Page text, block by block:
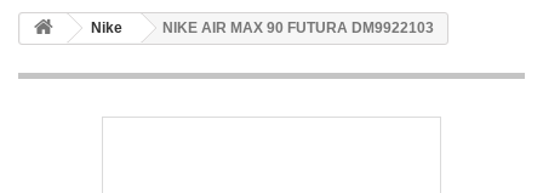
Nike NIKE AIR MAX 90 FUTURA DM9922103